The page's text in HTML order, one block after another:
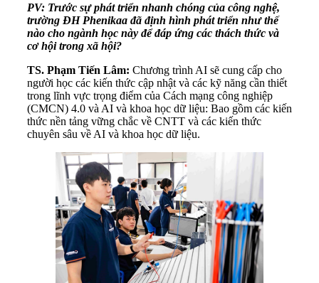
PV: Trước sự phát triển nhanh chóng của công nghệ,
trường ĐH Phenikaa đã định hình phát triển như thế
nào cho ngành học này để đáp ứng các thách thức và
cơ hội trong xã hội?
TS. Phạm Tiến Lâm: Chương trình AI sẽ cung cấp cho
người học các kiến thức cập nhật và các kỹ năng cần thiết
trong lĩnh vực trọng điểm của Cách mạng công nghiệp
(CMCN) 4.0 và AI và khoa học dữ liệu: Bao gồm các kiến
thức nền tảng vững chắc về CNTT và các kiến thức
chuyên sâu về AI và khoa học dữ liệu.